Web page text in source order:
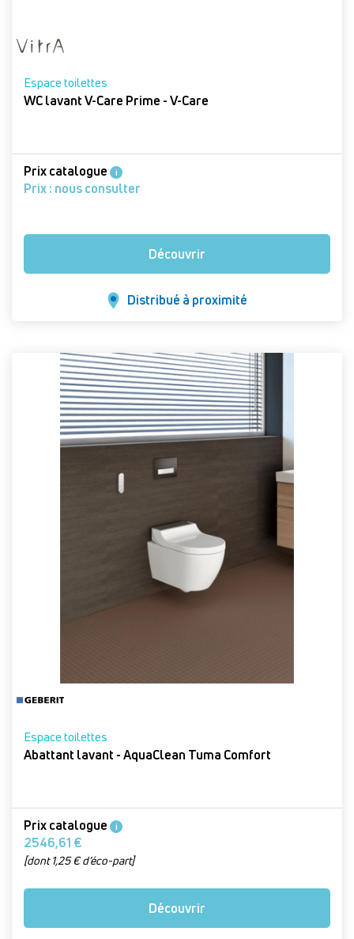
Espace toilettes
WC lavant V-Care Prime - V-Care
Prix catalogue i
Prix : nous consulter
Découvrir
Distribué à proximité
Espace toilettes
Abattant lavant - AquaClean Tuma Comfort
Prix catalogue i
2546,61 €
[dont 1,25 € d’éco-part]
Découvrir